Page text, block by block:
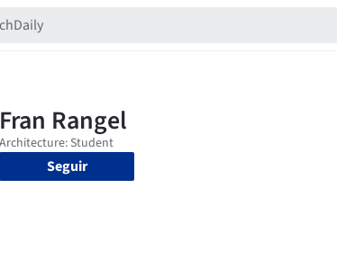
Seguir